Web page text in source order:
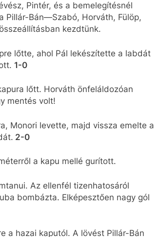
Pintér, és a bemelegítésnél
Pillár-Bán—Szabó, Horváth, Fülöp,
kezdtünk.
lőtte, ahol Pál lekészítette a labdát
1-0
lőtt. Horváth önfeláldozóan
mentés volt!
Monori levette, majd vissza emelte a
2-0
a kapu mellé gurított.
Az ellenfél tizenhatosáról
bombázta. Elképesztően nagy gól
a hazai kaputól. A lövést Pillár-Bán